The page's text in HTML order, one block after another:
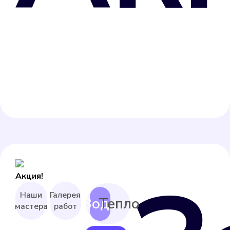
Акция!
Наши
мастера
Галерея
работ